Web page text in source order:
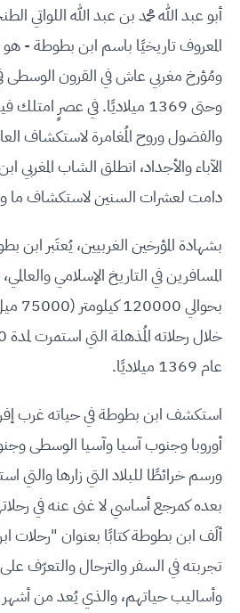
أبو عبد الله محمد بن عبد الله اللواتي
المعروف تاريخيًا باسم ابن بطوطة -
وحتى 1369 ميلاديًا. في عصرٍ
والفضول وروح المُغامرة لاستكشاف
الآباء والأجداد، انطلق الشاب
دامت لعشرات السنين لاستكشاف ما
بشهادة المؤرخين الغربيين، يُعتَبر
المسافرين في التاريخ الإسلامي
عام 1369 ميلاديًا.
استكشف ابن بطوطة في حياته غرب
أوروبا وجنوب آسيا وآسيا الوسطى
ورسم خرائطًا للبلاد التي زارها
بعده كمرجع أساسي لا غنى عنه في
ألَف ابن بطوطة كتابًا بعنوان
تجربته في السفر والترحال والتعرّف
وأساليب حياتهم، والذي يُعد من أشهر